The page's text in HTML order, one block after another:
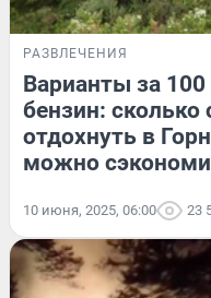
РАЗВЛЕЧЕНИЯ
Варианты за
бензин: сколько
отдохнуть в
можно
10 июня, 2025, 06:00 23